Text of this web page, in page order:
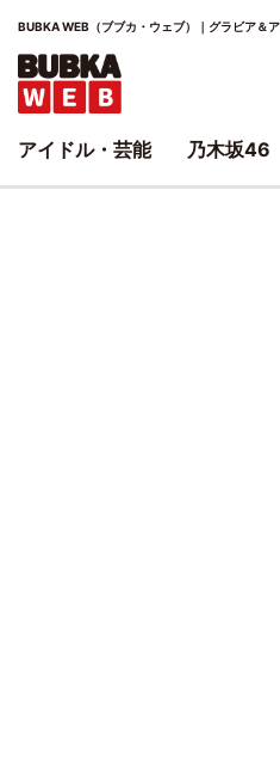
BUBKA WEB（ブブカ・ウェブ）｜グラビア＆
アイドル・芸能 乃木坂46